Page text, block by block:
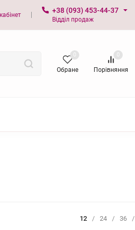
+38 (093) 453-44-37
Відділ продаж
Обране
0
Порівняння
0
12 / 24 / 36 /